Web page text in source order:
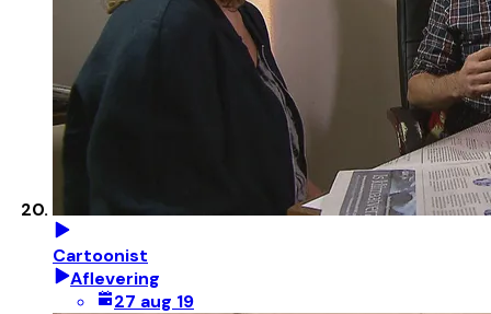
Cartoonist
Aflevering
27 aug 19